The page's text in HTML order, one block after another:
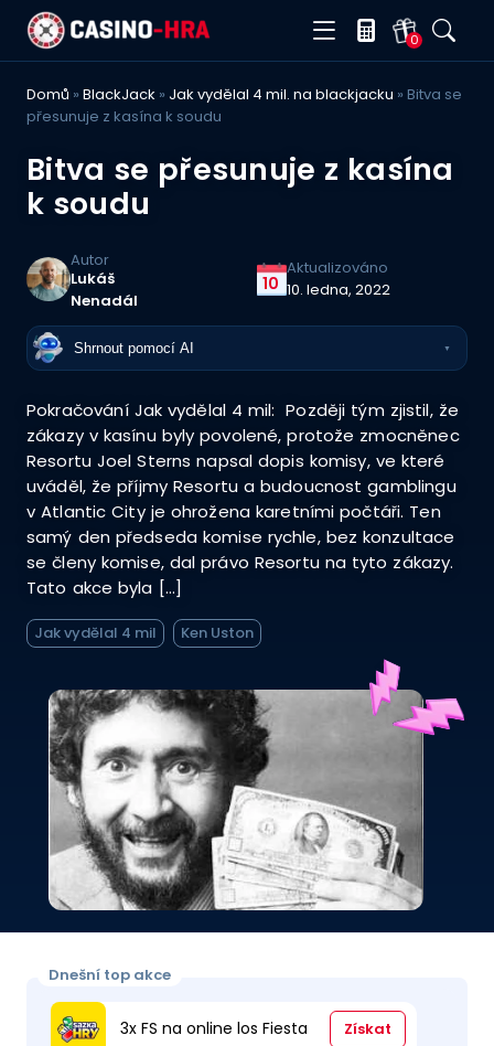
0
Domů » BlackJack » Jak vydělal 4 mil. na blackjacku » Bitva se
přesunuje z kasína k soudu
Bitva se přesunuje z kasína
k soudu
Autor
Lukáš
Nenadál
10
Aktualizováno
10. ledna, 2022
Shrnout pomocí AI ▼
Pokračování Jak vydělal 4 mil: Později tým zjistil, že
zákazy v kasínu byly povolené, protože zmocněnec
Resortu Joel Sterns napsal dopis komisy, ve které
uváděl, že příjmy Resortu a budoucnost gamblingu
v Atlantic City je ohrožena karetními počtáři. Ten
samý den předseda komise rychle, bez konzultace
se členy komise, dal právo Resortu na tyto zákazy.
Tato akce byla […]
Jak vydělal 4 mil Ken Uston
Dnešní top akce
3x FS na online los Fiesta Získat